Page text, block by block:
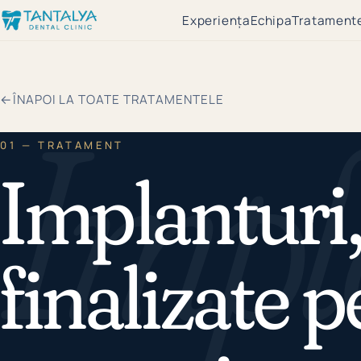
ExperiențaEchipa
←ÎNAPOI LA TOATE TRATAMENTELE
01 — TRATAMENT
finalizate